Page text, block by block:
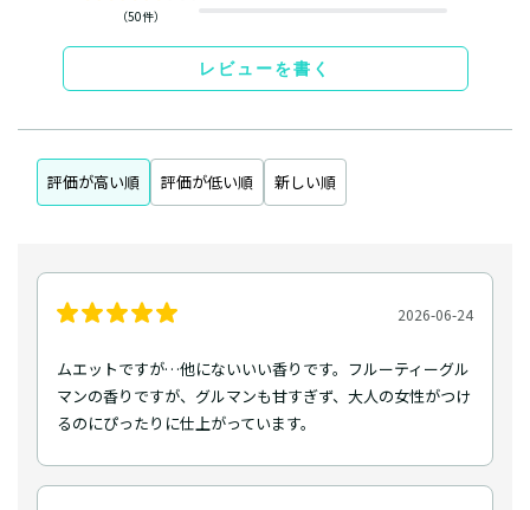
（50件）
レビューを書く
評価が高い順 評価が低い順 新しい順
2026-06-24
ムエットですが…他にないいい香りです。フルーティーグル
マンの香りですが、グルマンも甘すぎず、大人の女性がつけ
るのにぴったりに仕上がっています。